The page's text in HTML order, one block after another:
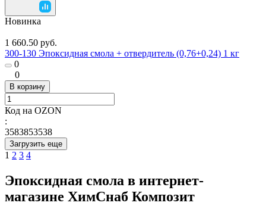
Новинка
1 660.50 руб.
300-130 Эпоксидная смола + отвердитель (0,76+0,24) 1 кг
0
0
В корзину
Код на OZON
:
3583853538
Загрузить еще
1 2 3 4
Эпоксидная смола в интернет-
магазине ХимСнаб Композит